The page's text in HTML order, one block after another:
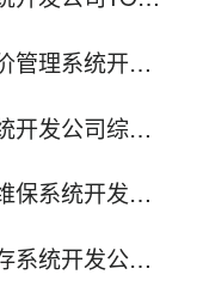
发公司精选榜单
力排行测评报告
公司权威推荐
司精选名单曝光